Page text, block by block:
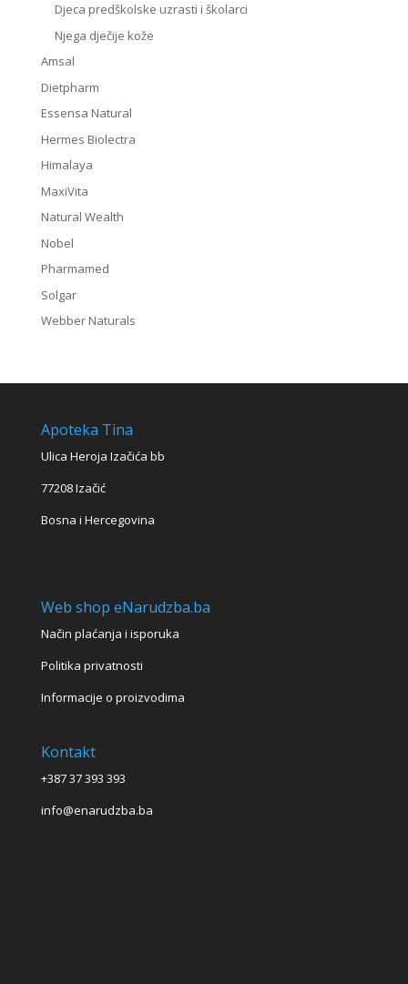
Djeca predškolske uzrasti i školarci
Njega dječije kože
Amsal
Dietpharm
Essensa Natural
Hermes Biolectra
Himalaya
MaxiVita
Natural Wealth
Nobel
Pharmamed
Solgar
Webber Naturals
Apoteka Tina
Ulica Heroja Izačića bb
77208 Izačić
Bosna i Hercegovina
Web shop eNarudzba.ba
Način plaćanja i isporuka
Politika privatnosti
Informacije o proizvodima
Kontakt
+387 37 393 393
info@enarudzba.ba